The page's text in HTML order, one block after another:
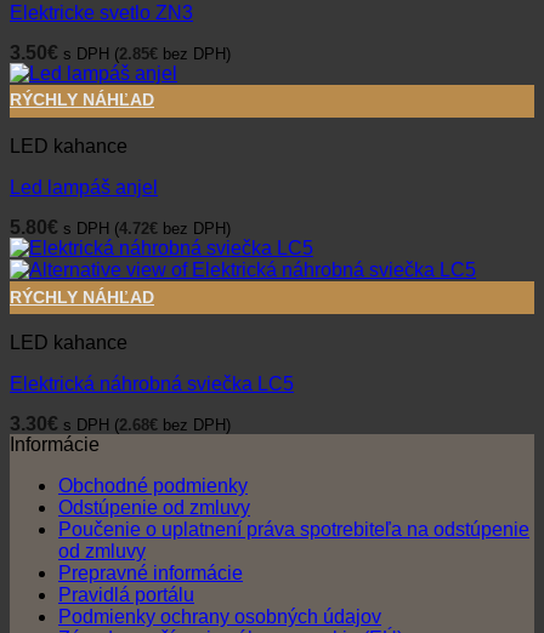
Elektricke svetlo ZN3
3.50€ s DPH (2.85€ bez DPH)
RÝCHLY NÁHĽAD
LED kahance
Led lampáš anjel
5.80€ s DPH (4.72€ bez DPH)
RÝCHLY NÁHĽAD
LED kahance
Elektrická náhrobná sviečka LC5
3.30€ s DPH (2.68€ bez DPH)
Informácie
Obchodné podmienky
Odstúpenie od zmluvy
Poučenie o uplatnení práva spotrebiteľa na odstúpenie
od zmluvy
Prepravné informácie
Pravidlá portálu
Podmienky ochrany osobných údajov